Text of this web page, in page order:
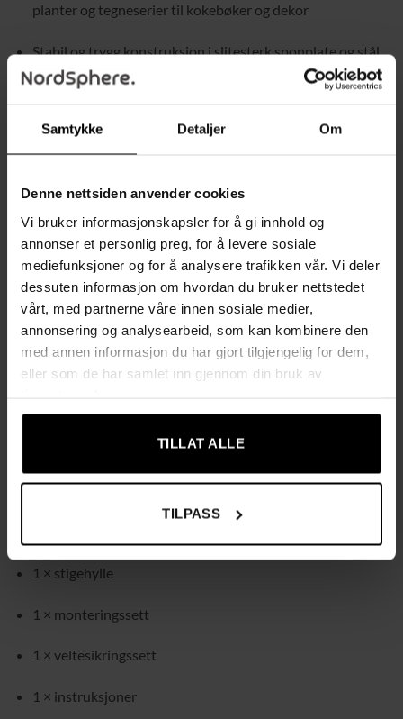
Samtykke Detaljer Om
Denne nettsiden anvender cookies
Vi bruker informasjonskapsler for å gi innhold og
annonser et personlig preg, for å levere sosiale
mediefunksjoner og for å analysere trafikken vår. Vi deler
dessuten informasjon om hvordan du bruker nettstedet
vårt, med partnerne våre innen sosiale medier,
annonsering og analysearbeid, som kan kombinere den
med annen informasjon du har gjort tilgjengelig for dem,
eller som de har samlet inn gjennom din bruk av
TILLAT ALLE
TILPASS
planter og tegneserier til kokebøker og dekor
Stabil og trygg konstruksjon i slitesterk sponplate og stål
som står stødig
risiko for at hyllen velter
enklere å holde rent under møbelet
Produktinformasjon
Farge: rustikk brun, svart
Materiale: sponplate, stål
Mål: 60 × 30 × 204,8 cm (L × B × H)
Maks statisk belastning per hylle: 15 kg
Avstand fra gulv til bunn: 19 cm
1 × stigehylle
1 × monteringssett
1 × veltesikringssett
1 × instruksjoner